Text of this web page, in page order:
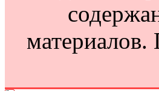
материалов.